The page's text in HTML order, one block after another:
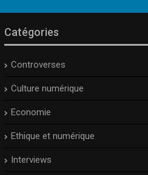
Catégories
Controverses
Culture numérique
Economie
Ethique et numérique
Interviews